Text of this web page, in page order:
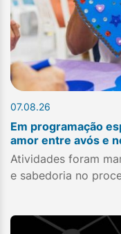
07.08.26
Em programação
amor entre avós e
Atividades foram
e sabedoria no